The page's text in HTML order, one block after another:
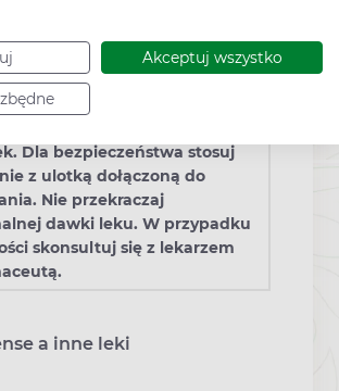
Akceptuj wszystko
informacje
Dla bezpieczeństwa stosuj
z ulotką dołączoną do
Nie przekraczaj
dawki leku. W przypadku
skonsultuj się z lekarzem
a inne leki